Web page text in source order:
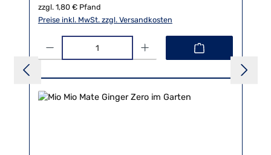
zzgl. 1,80 € Pfand
Preise inkl. MwSt. zzgl. Versandkosten